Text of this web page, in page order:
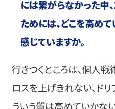
には繋がらなかった中
ためには、どこを高め
感じていますか。
行きつくところは、個人
ロスを上げきれない、ド
ういう質は高めていかな